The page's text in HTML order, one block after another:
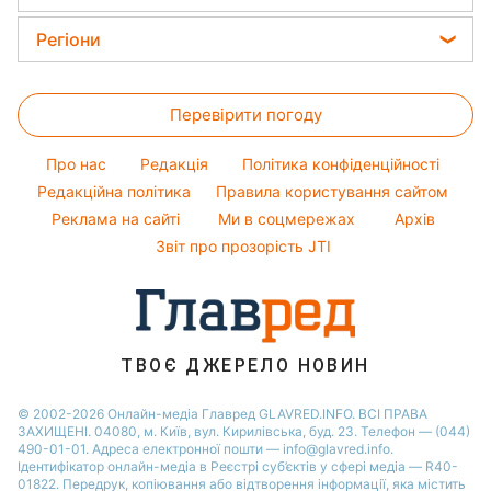
Алла Пугачова
Максим Галкін
Кімнатні рослини
Курс валют
Магнітні бурі
Погода на сьогодні
Погода на завтра
Жіночі стрижки
Фарбування волосся
Гарний манікюр
Модні помилки
Новини моди
Поради від Андре Тана
Регіони
Новини Полтави
Новини Сум
Новини Львова
Новини Черкаси
Новини Дніпра
Новини Рівного
Новини Тернополя
Новини Запоріжжя
Новини Одеси
Перевірити погоду
Про нас Редакція
Політика конфіденційності
Редакційна політика
Правила користування сайтом
Реклама на сайті
Ми в соцмережах
Архів
Звіт про прозорість JTI
ТВОЄ ДЖЕРЕЛО НОВИН
© 2002-2026 Онлайн-медіа Главред GLAVRED.INFO. ВСІ ПРАВА
ЗАХИЩЕНІ. 04080, м. Київ, вул. Кирилівська, буд. 23. Телефон — (044)
490-01-01. Адреса електронної пошти — info@glavred.info.
Ідентифікатор онлайн-медіа в Реєстрі суб’єктів у сфері медіа — R40-
01822. Передрук, копіювання або відтворення інформації, яка містить